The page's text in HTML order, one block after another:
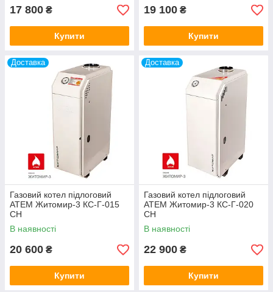
17 800 ₴
Купити
19 100 ₴
Купити
Доставка
Газовий котел підлоговий
АТЕМ Житомир-3 КС-Г-015
СН
В наявності
20 600 ₴
Купити
Доставка
Газовий котел підлоговий
АТЕМ Житомир-3 КС-Г-020
СН
В наявності
22 900 ₴
Купити